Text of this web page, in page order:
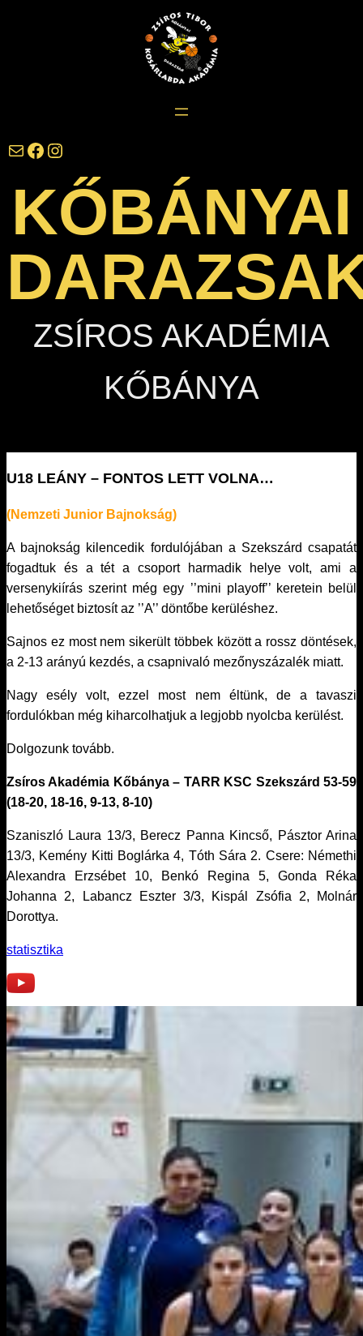
darazsak@darazsak.hu @kobanyaidarazsak @darazsak
KŐBÁNYAI
ZSÍROS AKADÉMIA
KŐBÁNYA
U18 LEÁNY – FONTOS LETT VOLNA…
(Nemzeti Junior Bajnokság)
A bajnokság kilencedik fordulójában a Szekszárd csapatát
fogadtuk és a tét a csoport harmadik helye volt, ami a
versenykiírás szerint még egy ’’mini playoff’’ keretein belül
lehetőséget biztosít az ’’A’’ döntőbe kerüléshez.
Sajnos ez most nem sikerült többek között a rossz döntések,
a 2-13 arányú kezdés, a csapnivaló mezőnyszázalék miatt.
Nagy esély volt, ezzel most nem éltünk, de a tavaszi
fordulókban még kiharcolhatjuk a legjobb nyolcba kerülést.
Dolgozunk tovább.
Zsíros Akadémia Kőbánya – TARR KSC Szekszárd 53-59
(18-20, 18-16, 9-13, 8-10)
Szaniszló Laura 13/3, Berecz Panna Kincső, Pásztor Arina
13/3, Kemény Kitti Boglárka 4, Tóth Sára 2. Csere: Némethi
Alexandra Erzsébet 10, Benkó Regina 5, Gonda Réka
Johanna 2, Labancz Eszter 3/3, Kispál Zsófia 2, Molnár
Dorottya.
statisztika